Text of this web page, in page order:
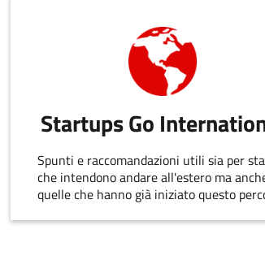
Startups Go
Spunti e raccomandazioni utili sia per
che intendono andare all'estero ma
quelle che hanno già iniziato questo